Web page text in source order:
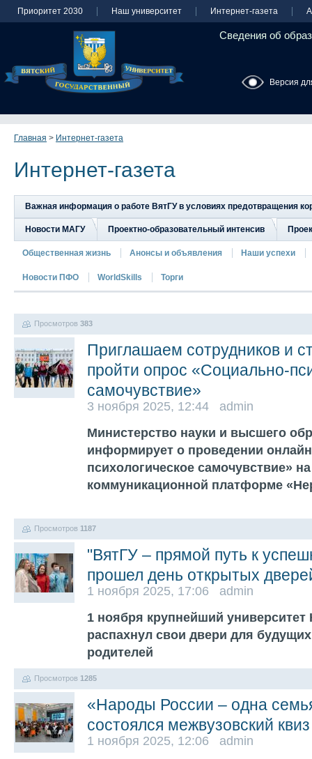
Приоритет 2030 Наш университет Интернет-газета
Сведения об
Версия
Главная > Интернет-газета
Интернет-газета
Важная информация о работе ВятГУ в условиях предотвращения
Новости МАГУ Проектно-образовательный интенсив
Общественная жизнь Анонсы и объявления Наши успехи
Новости ПФО WorldSkills Торги
Просмотров 383
Приглашаем сотрудников и
пройти опрос «Социально-
самочувствие»
3 ноября 2025, 12:44 admin
Министерство науки и высшего
информирует о проведении
психологическое самочувствие»
коммуникационной платформе
Просмотров 1187
"ВятГУ – прямой путь к
прошел день открытых
1 ноября 2025, 17:06 admin
1 ноября крупнейший университет
распахнул свои двери для
родителей
Просмотров 1285
«Народы России – одна
состоялся межвузовский квиз
1 ноября 2025, 12:06 admin